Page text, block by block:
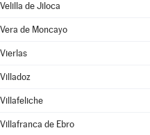
Velilla de Jiloca
Vera de Moncayo
Vierlas
Villadoz
Villafeliche
Villafranca de Ebro